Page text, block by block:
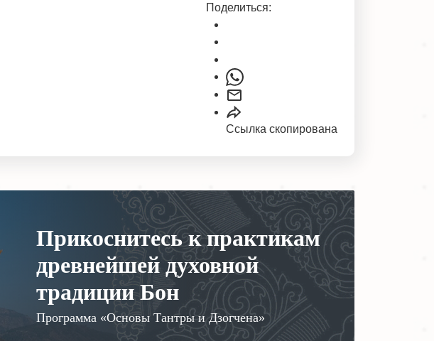
Поделиться:
Ссылка скопирована
Прикоснитесь к практикам
древнейшей духовной
традиции Бон
Программа «Основы Тантры и Дзогчена»